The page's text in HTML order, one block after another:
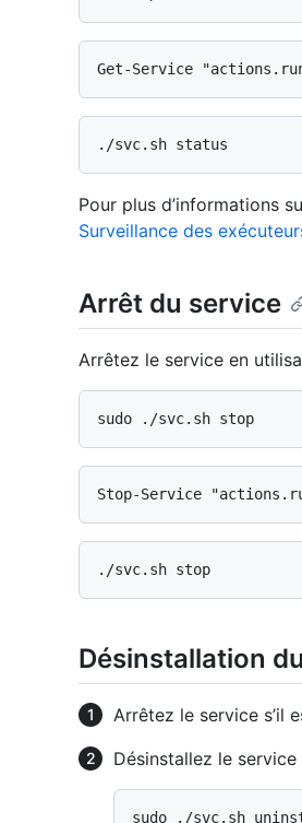
Pour plus d’informations
Surveillance des
Arrêt du service
Arrêtez le service en
Désinstallation
Arrêtez le service s’il
Désinstallez le